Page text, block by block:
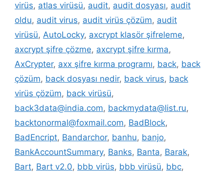
virüs, atlas virüsü, audit, audit dosyası, audit
oldu, audit virus, audit virüs çözüm, audit
virüsü, AutoLocky, axcrypt klasör şifreleme,
axcrypt şifre çözme, axcrypt şifre kırma,
AxCrypter, axx şifre kırma programı, back, back
çözüm, back dosyası nedir, back virus, back
virüs çözüm, back virüsü,
back3data@india.com, backmydata@list.ru,
backtonormal@foxmail.com, BadBlock,
BadEncript, Bandarchor, banhu, banjo,
BankAccountSummary, Banks, Banta, Barak,
Bart, Bart v2.0, bbb virüs, bbb virüsü, bbc,